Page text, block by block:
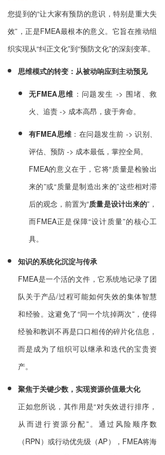
您提到的“让大家有预防的意识，特别是重大失
效”，正是FMEA最根本的意义。它旨在推动组
织实现从“纠正文化”到“预防文化”的深刻变革。
思维模式的转变：从被动响应到主动预见
无FMEA思维 ：问题发生 -> 围堵、救
火、追责 -> 成本高昂，疲于奔命。
有FMEA思维 ：在问题发生前 -> 识别、
评估、预防 -> 成本最低，掌控全局。
FMEA的意义在于，它将“质量是检验出
来的”或“质量是制造出来的”这些相对滞
后的观念，前置为“质量是设计出来的”，
而FMEA正是保障“设计质量”的核心工
具。
知识的系统化沉淀与传承
FMEA是一个活的文件，它系统地记录了团
队关于产品/过程可能如何失效的集体智慧
和经验。这避免了“同一个坑掉两次”，使得
经验和教训不再是口口相传的碎片化信息，
而是成为了组织可以继承和迭代的宝贵资
产。
聚焦于关键少数，实现资源价值最大化
正如您所说，其作用是“对失效进行排序，
从而进行资源分配”。通过风险顺序数
（RPN）或行动优先级（AP），FMEA将海